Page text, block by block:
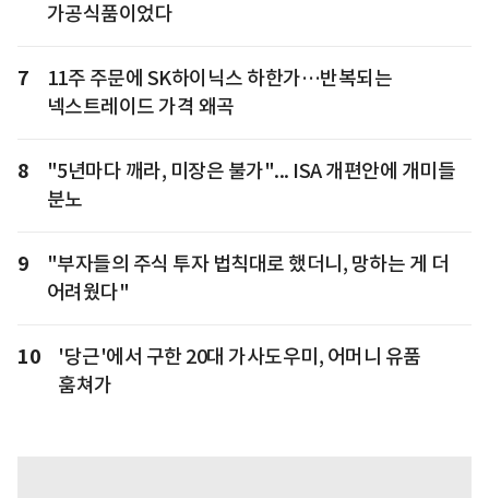
가공식품이었다
7
11주 주문에 SK하이닉스 하한가…반복되는
넥스트레이드 가격 왜곡
8
"5년마다 깨라, 미장은 불가"... ISA 개편안에 개미들
분노
9
"부자들의 주식 투자 법칙대로 했더니, 망하는 게 더
어려웠다"
10
'당근'에서 구한 20대 가사도우미, 어머니 유품
훔쳐가